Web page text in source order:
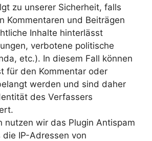
zu unserer Sicherheit, falls
Kommentaren und Beiträgen
Inhalte hinterlässt
verbotene politische
etc.). In diesem Fall können
für den Kommentar oder
werden und sind daher
des Verfassers
nutzen wir das Plugin Antispam
die IP-Adressen von